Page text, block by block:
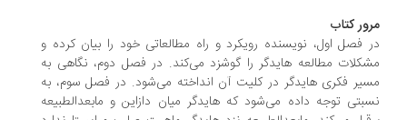
کتاب
فصل اول، نویسنده رویکرد و راه مطالعاتی خود را بیان کرده و
مطالعه هایدگر را گوشزد می‌کند. در فصل دوم، نگاهی به
فکری هایدگر در کلیت آن انداخته می‌شود. در فصل سوم، به
توجه داده می‌شود که هایدگر میان دازاین و مابعدالطبیعه